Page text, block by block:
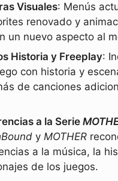
Visuales: Menús
renovado y
un nuevo aspecto al
Historia y Freeplay:
con historia y
de canciones
a la Serie
y MOTHER
a la música, la
de los juegos.